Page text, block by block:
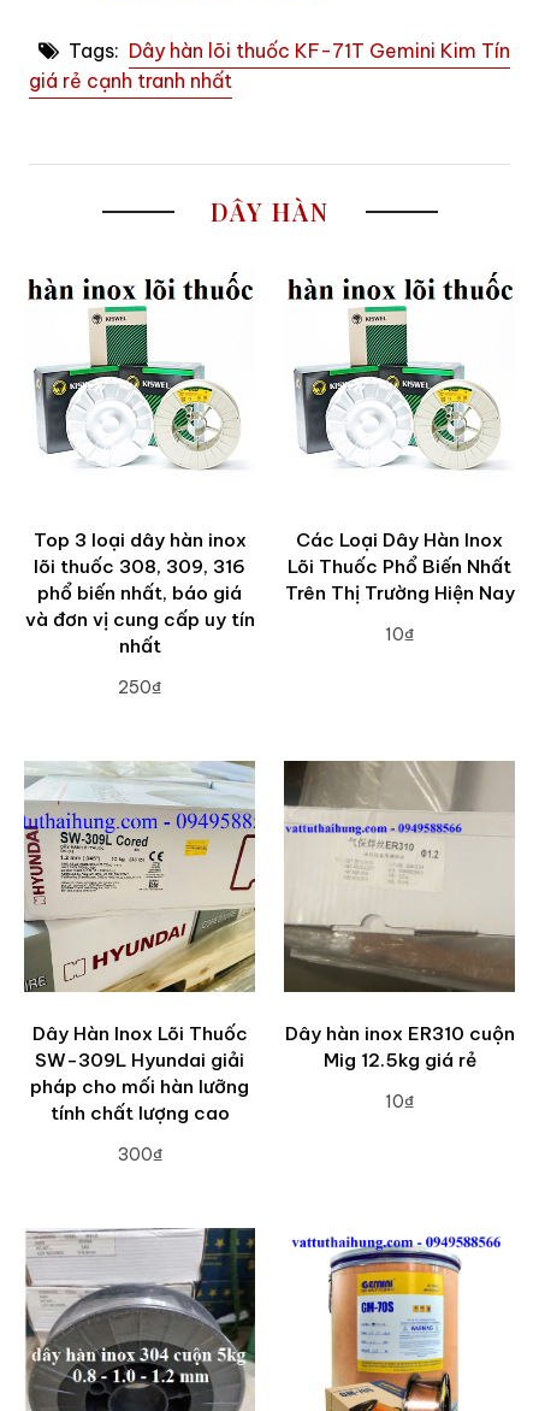
Tags: Dây hàn lõi thuốc KF-71T Gemini Kim Tín
giá rẻ cạnh tranh nhất
DÂY HÀN
Top 3 loại dây hàn inox
lõi thuốc 308, 309, 316
phổ biến nhất, báo giá
và đơn vị cung cấp uy tín
nhất
250₫
Các Loại Dây Hàn Inox
Lõi Thuốc Phổ Biến Nhất
Trên Thị Trường Hiện Nay
10₫
Dây Hàn Inox Lõi Thuốc
SW-309L Hyundai giải
pháp cho mối hàn lưỡng
tính chất lượng cao
300₫
Dây hàn inox ER310 cuộn
Mig 12.5kg giá rẻ
10₫